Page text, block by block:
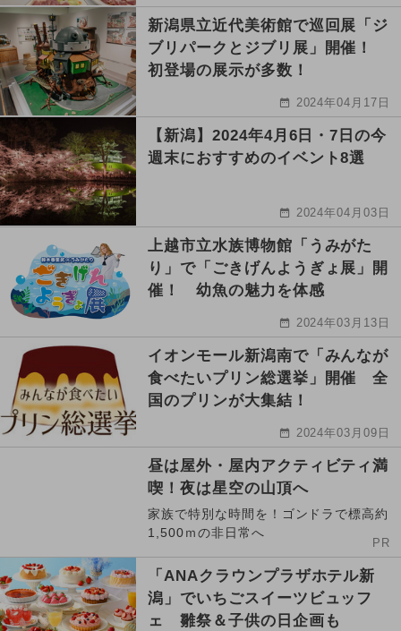
新潟県立近代美術館で巡回展「ジ
ブリパークとジブリ展」開催！
初登場の展示が多数！
2024年04月17日
【新潟】2024年4月6日・7日の今
週末におすすめのイベント8選
2024年04月03日
上越市立水族博物館「うみがた
り」で「ごきげんようぎょ展」開
催！ 幼魚の魅力を体感
2024年03月13日
イオンモール新潟南で「みんなが
食べたいプリン総選挙」開催 全
国のプリンが大集結！
2024年03月09日
昼は屋外・屋内アクティビティ満
喫！夜は星空の山頂へ
家族で特別な時間を！ゴンドラで標高約
1,500ｍの非日常へ
PR
「ANAクラウンプラザホテル新
潟」でいちごスイーツビュッフ
ェ 雛祭＆子供の日企画も